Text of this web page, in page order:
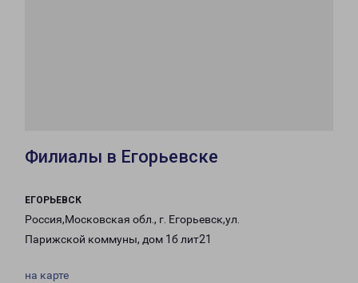
Филиалы в Егорьевске
ЕГОРЬЕВСК
Россия,Московская обл., г. Егорьевск,ул.
Парижской коммуны, дом 1б лит21
на карте